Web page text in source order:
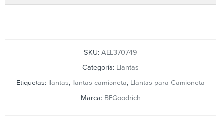
SKU: AEL370749
Categoría: Llantas
Etiquetas: llantas, llantas camioneta, Llantas para Camioneta
Marca: BFGoodrich